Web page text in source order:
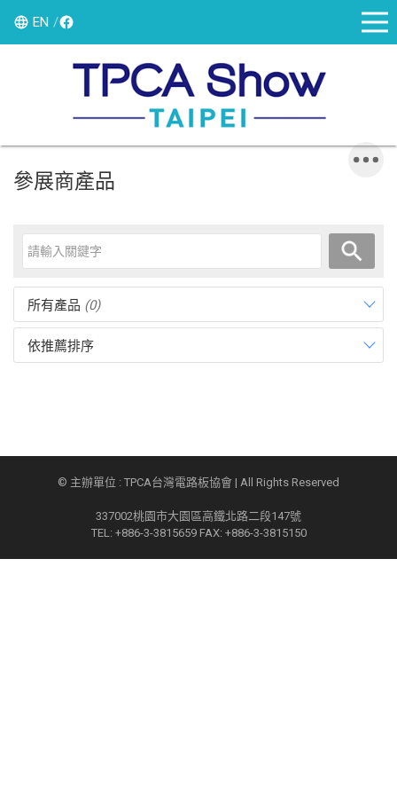
EN
參展商產品
所有產品 (0)
依推薦排序
© 主辦單位 : TPCA台灣電路板協會 | All Rights Reserved
337002桃園市大園區高鐵北路二段147號
TEL: +886-3-3815659 FAX: +886-3-3815150